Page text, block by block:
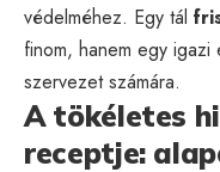
védelméhez. Egy tál
finom, hanem egy
szervezet számára.
A tökéletes
receptje: